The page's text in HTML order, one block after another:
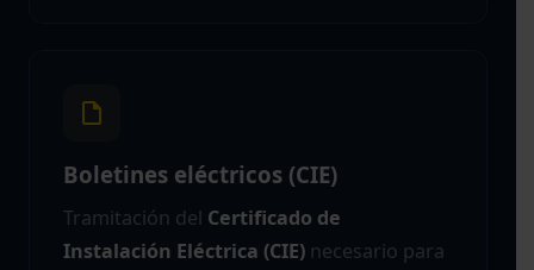
Boletines eléctricos (CIE)
Tramitación del Certificado de
Instalación Eléctrica (CIE) necesario para